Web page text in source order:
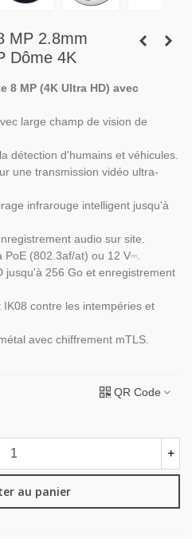
MP 2.8mm
Dôme 4K
8 MP (4K Ultra HD) avec
large champ de vision de
détection d'humains et véhicules.
une transmission vidéo ultra-
infrarouge intelligent jusqu'à
audio sur site.
(802.3af/at) ou 12 V⎓.
jusqu'à 256 Go et enregistrement
contre les intempéries et
avec chiffrement mTLS.
QR Code
+
au panier